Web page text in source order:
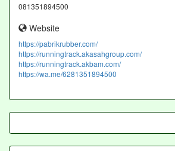
081351894500
Website
https://pabrikrubber.com/
https://runningtrack.akasahgroup.com/
https://runningtrack.akbam.com/
https://wa.me/6281351894500